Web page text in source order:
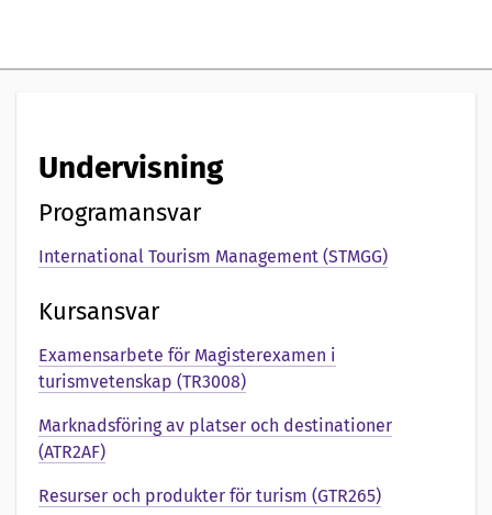
e
Undervisning
Programansvar
International Tourism Management (STMGG)
Kursansvar
Examensarbete för Magisterexamen i
turismvetenskap (TR3008)
Marknadsföring av platser och destinationer
(ATR2AF)
Resurser och produkter för turism (GTR265)